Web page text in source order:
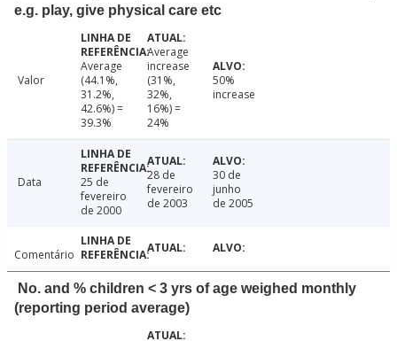
e.g. play, give physical care etc
Valor
Average
(44.1%,
31.2%,
42.6%) =
39.3%
Average
increase
(31%,
32%,
16%) =
24%
50%
increase
Data
25 de
fevereiro
de 2000
28 de
fevereiro
de 2003
30 de
junho
de 2005
Comentário
No. and % children < 3 yrs of age weighed monthly
(reporting period average)